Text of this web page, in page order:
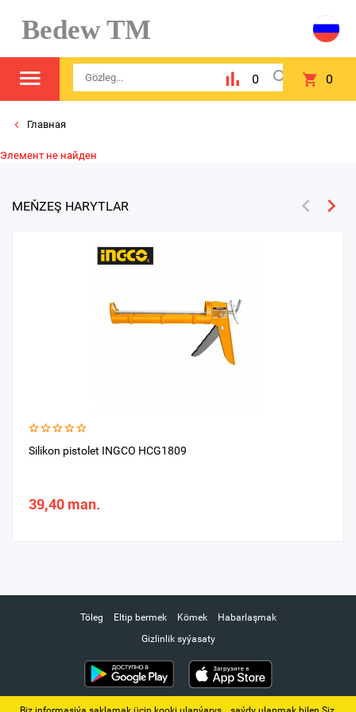
Bedew TM
0 0
Главная
Элемент не найден
MEŇZEŞ HARYTLAR
Silikon pistolet INGCO HCG1809
39,40 man.
Töleg Eltip bermek Kömek
Habarlaşmak
Gizlinlik syýasaty